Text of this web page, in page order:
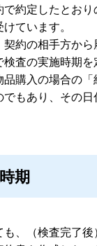
約定したとお
ています。
約の相手方か
査の実施時期
購入の場合の
もあり、その
期
、（検査完了